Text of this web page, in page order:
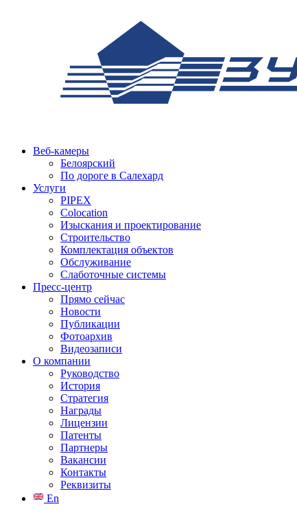
Веб-камеры
Белоярский
По дороге в Салехард
Услуги
PIPEX
Colocation
Изыскания и проектирование
Строительство
Комплектация объектов
Обслуживание
Слаботочные системы
Пресс-центр
Прямо сейчас
Новости
Публикации
Фотоархив
Видеозаписи
О компании
Руководство
История
Стратегия
Награды
Лицензии
Патенты
Партнеры
Вакансии
Контакты
Реквизиты
En